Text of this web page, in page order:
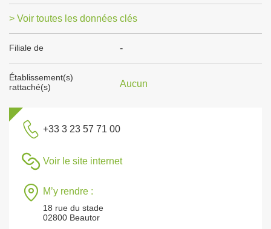
> Voir toutes les données clés
Filiale de -
Établissement(s)
rattaché(s)
Aucun
+33 3 23 57 71 00
Voir le site internet
M’y rendre :
18 rue du stade
02800 Beautor